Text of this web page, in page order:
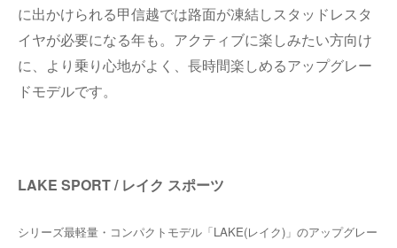
に出かけられる甲信越では路面が凍結しスタッドレスタ
イヤが必要になる年も。アクティブに楽しみたい方向け
に、より乗り心地がよく、長時間楽しめるアップグレー
ドモデルです。
LAKE SPORT / レイク スポーツ
シリーズ最軽量・コンパクトモデル「LAKE(レイク)」のアップグレー